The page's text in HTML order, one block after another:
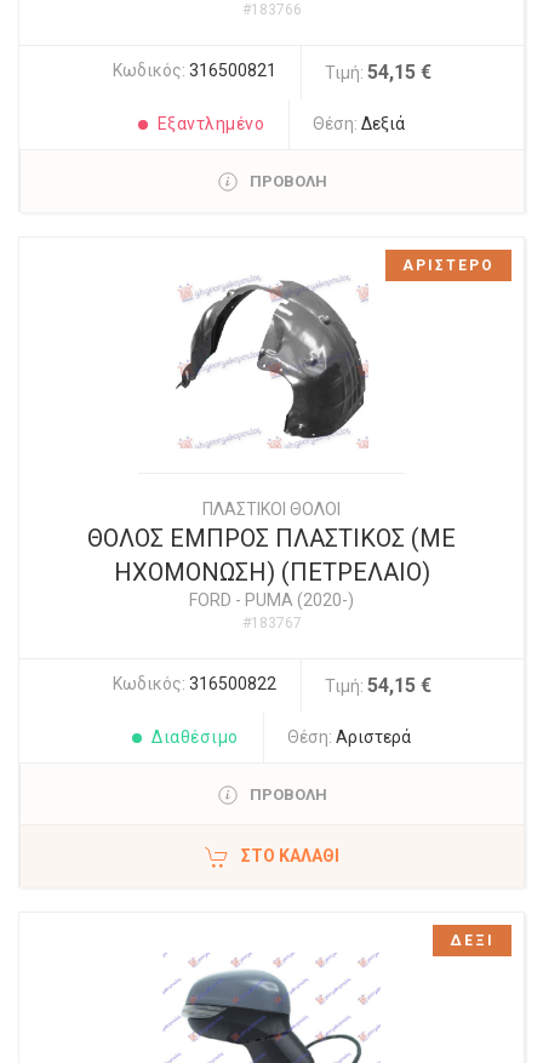
#183766
Κωδικός: 316500821 Τιμή: 54,15 €
Εξαντλημένο Θέση:Δεξιά
ΠΡΟΒΟΛΗ
ΠΛΑΣΤΙΚΟΙ ΘΟΛΟΙ
ΘΟΛΟΣ ΕΜΠΡΟΣ ΠΛΑΣΤΙΚΟΣ (ΜΕ
ΗΧΟΜΟΝΩΣΗ) (ΠΕΤΡΕΛΑΙΟ)
FORD - PUMA (2020-)
#183767
Κωδικός: 316500822 Τιμή: 54,15 €
Διαθέσιμο Θέση: Αριστερά
ΠΡΟΒΟΛΗ
ΣΤΟ ΚΑΛΆΘΙ
ΑΡΙΣΤΕΡΟ
ΔΕΞΙ